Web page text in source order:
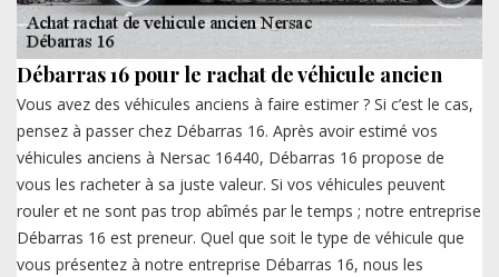
Débarras 16 pour le rachat de véhicule ancien
Vous avez des véhicules anciens à faire estimer ? Si c’est le cas,
pensez à passer chez Débarras 16. Après avoir estimé vos
véhicules anciens à Nersac 16440, Débarras 16 propose de
vous les racheter à sa juste valeur. Si vos véhicules peuvent
rouler et ne sont pas trop abîmés par le temps ; notre entreprise
Débarras 16 est preneur. Quel que soit le type de véhicule que
vous présentez à notre entreprise Débarras 16, nous les